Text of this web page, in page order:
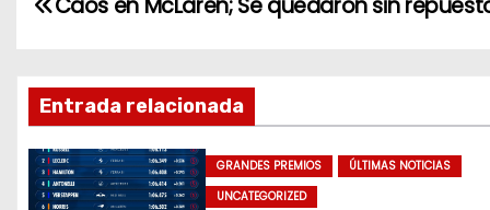
b
o
k
dI
v
e
g
Caos en McLaren; Se quedaron sin
Entrada relacionada
GRANDES PREMIOS
ÚLTIMAS NOTICIAS
UNCATEGORIZED